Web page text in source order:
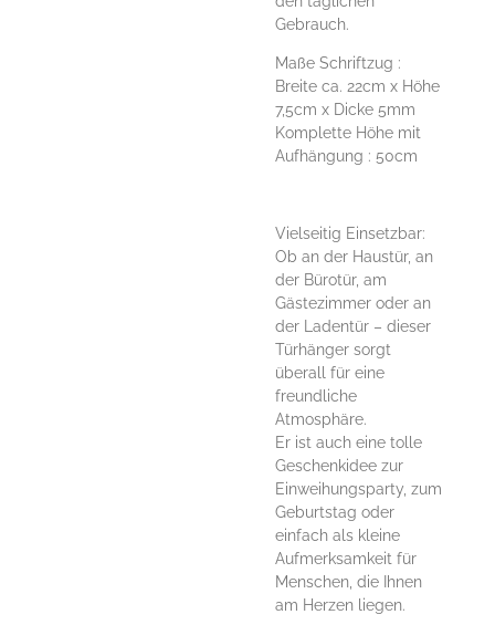
Gebrauch.
Maße Schriftzug :
Breite ca. 22cm x Höhe
7,5cm x Dicke 5mm
Komplette Höhe mit
Aufhängung : 50cm
Vielseitig Einsetzbar:
Ob an der Haustür, an
der Bürotür, am
Gästezimmer oder an
der Ladentür – dieser
Türhänger sorgt
überall für eine
freundliche
Atmosphäre.
Er ist auch eine tolle
Geschenkidee zur
Einweihungsparty, zum
Geburtstag oder
einfach als kleine
Aufmerksamkeit für
Menschen, die Ihnen
am Herzen liegen.